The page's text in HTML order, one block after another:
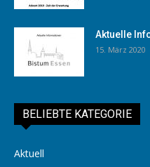
Aktuelle
15. März 2020
BELIEBTE KATEGORIE
Aktuell